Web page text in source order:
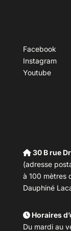
Facebook
Instagram
Youtube
30 B rue
(adresse
à 100 mètres
Dauphiné
Horaires
Du mardi au